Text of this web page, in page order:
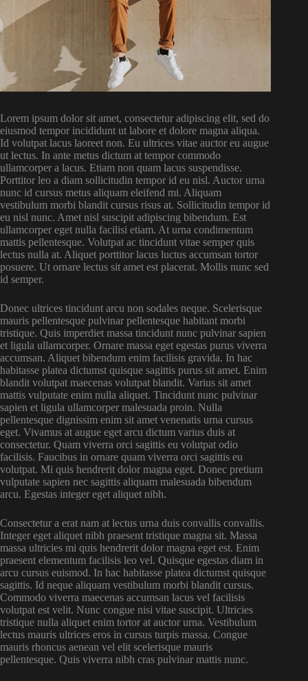
Lorem ipsum dolor sit amet, consectetur adipiscing elit, sed do
eiusmod tempor incididunt ut labore et dolore magna aliqua.
Id volutpat lacus laoreet non. Eu ultrices vitae auctor eu augue
ut lectus. In ante metus dictum at tempor commodo
ullamcorper a lacus. Etiam non quam lacus suspendisse.
Porttitor leo a diam sollicitudin tempor id eu nisl. Auctor urna
nunc id cursus metus aliquam eleifend mi. Aliquam
vestibulum morbi blandit cursus risus at. Sollicitudin tempor id
eu nisl nunc. Amet nisl suscipit adipiscing bibendum. Est
ullamcorper eget nulla facilisi etiam. At urna condimentum
mattis pellentesque. Volutpat ac tincidunt vitae semper quis
lectus nulla at. Aliquet porttitor lacus luctus accumsan tortor
posuere. Ut ornare lectus sit amet est placerat. Mollis nunc sed
id semper.
Donec ultrices tincidunt arcu non sodales neque. Scelerisque
mauris pellentesque pulvinar pellentesque habitant morbi
tristique. Quis imperdiet massa tincidunt nunc pulvinar sapien
et ligula ullamcorper. Ornare massa eget egestas purus viverra
accumsan. Aliquet bibendum enim facilisis gravida. In hac
habitasse platea dictumst quisque sagittis purus sit amet. Enim
blandit volutpat maecenas volutpat blandit. Varius sit amet
mattis vulputate enim nulla aliquet. Tincidunt nunc pulvinar
sapien et ligula ullamcorper malesuada proin. Nulla
pellentesque dignissim enim sit amet venenatis urna cursus
eget. Vivamus at augue eget arcu dictum varius duis at
consectetur. Quam viverra orci sagittis eu volutpat odio
facilisis. Faucibus in ornare quam viverra orci sagittis eu
volutpat. Mi quis hendrerit dolor magna eget. Donec pretium
vulputate sapien nec sagittis aliquam malesuada bibendum
arcu. Egestas integer eget aliquet nibh.
Consectetur a erat nam at lectus urna duis convallis convallis.
Integer eget aliquet nibh praesent tristique magna sit. Massa
massa ultricies mi quis hendrerit dolor magna eget est. Enim
praesent elementum facilisis leo vel. Quisque egestas diam in
arcu cursus euismod. In hac habitasse platea dictumst quisque
sagittis. Id neque aliquam vestibulum morbi blandit cursus.
Commodo viverra maecenas accumsan lacus vel facilisis
volutpat est velit. Nunc congue nisi vitae suscipit. Ultricies
tristique nulla aliquet enim tortor at auctor urna. Vestibulum
lectus mauris ultrices eros in cursus turpis massa. Congue
mauris rhoncus aenean vel elit scelerisque mauris
pellentesque. Quis viverra nibh cras pulvinar mattis nunc.